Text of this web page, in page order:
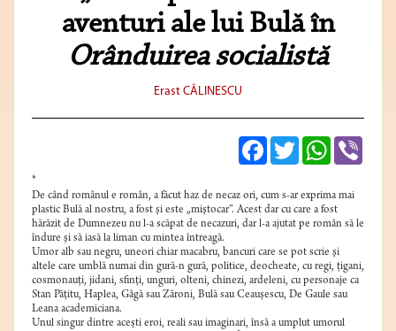
aventuri ale lui Bulă în
Orânduirea socialistă
Erast CĂLINESCU
FacebookTwitterWhatsApp
*
De când românul e român, a făcut haz de necaz ori, cum s-ar exprima mai
plastic Bulă al nostru, a fost şi este „miştocar”. Acest dar cu care a fost
hărăzit de Dumnezeu nu l-a scăpat de necazuri, dar l-a ajutat pe român să le
îndure şi să iasă la liman cu mintea întreagă.
Umor alb sau negru, uneori chiar macabru, bancuri care se pot scrie şi
altele care umblă numai din gură-n gură, politice, deocheate, cu regi, ţigani,
cosmonauţi, jidani, sfinţi, unguri, olteni, chinezi, ardeleni, cu personaje ca
Stan Păţitu, Haplea, Gâgă sau Zăroni, Bulă sau Ceauşescu, De Gaule sau
Leana academiciana.
Unul singur dintre aceşti eroi, reali sau imaginari, însă a umplut umorul